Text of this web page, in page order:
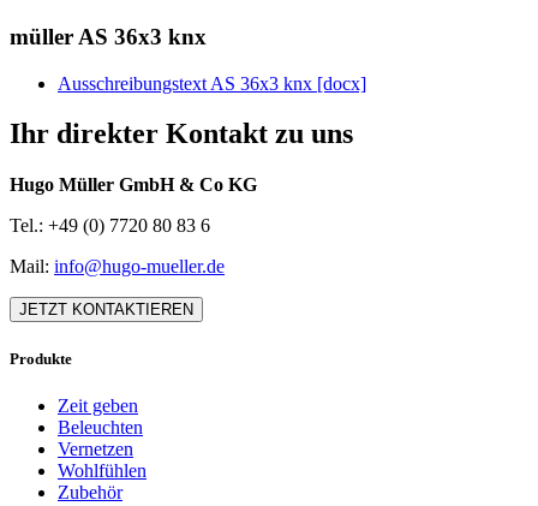
müller AS 36x3 knx
Ausschreibungstext AS 36x3 knx [docx]
Ihr direkter Kontakt zu uns
Hugo Müller GmbH & Co KG
Tel.: +49 (0) 7720 80 83 6
Mail: info@hugo-mueller.de
JETZT KONTAKTIEREN
Produkte
Zeit geben
Beleuchten
Vernetzen
Wohlfühlen
Zubehör